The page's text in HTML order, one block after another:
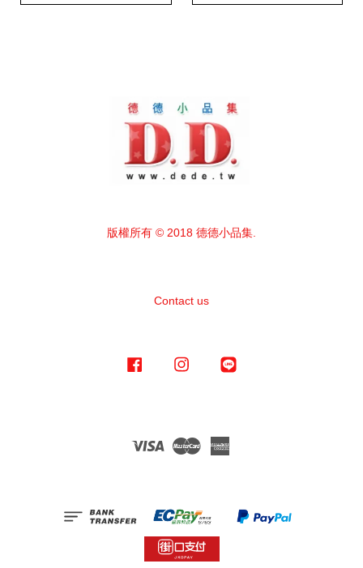
版權所有 © 2018 德德小品集.
Contact us
Facebook Instagram
Visa Master